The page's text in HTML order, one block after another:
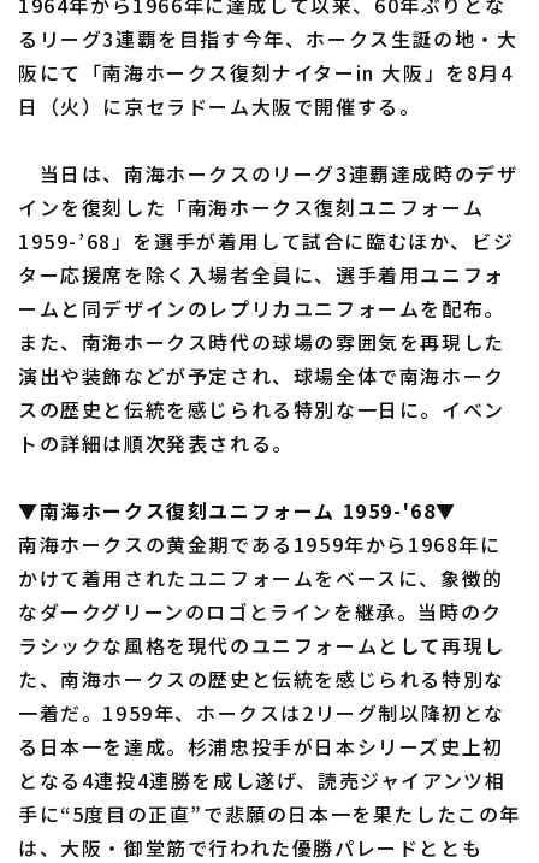
交流戦
東北楽天ゴールデンイーグルス
埼玉西武ライオンズ
オリックス・バファローズ
福岡ソフトバンクホークス
設定
利用規約 プライバシーポリシー
運営会社（別ウィンドウで開く） よくある質問
特定商取引法の表示 アルバイト募集（別ウィンドウで開く
るリーグ3連覇を目指す今年、ホークス生誕の地・大
阪にて「南海ホークス復刻ナイターin 大阪」を8月4
日（火）に京セラドーム大阪で開催する。
当日は、南海ホークスのリーグ3連覇達成時のデザ
インを復刻した「南海ホークス復刻ユニフォーム
1959-’68」を選手が着用して試合に臨むほか、ビジ
ター応援席を除く入場者全員に、選手着用ユニフォ
ームと同デザインのレプリカユニフォームを配布。
また、南海ホークス時代の球場の雰囲気を再現した
演出や装飾などが予定され、球場全体で南海ホーク
スの歴史と伝統を感じられる特別な一日に。イベン
トの詳細は順次発表される。
▼南海ホークス復刻ユニフォーム 1959-'68▼
南海ホークスの黄金期である1959年から1968年に
かけて着用されたユニフォームをベースに、象徴的
なダークグリーンのロゴとラインを継承。当時のク
ラシックな風格を現代のユニフォームとして再現し
た、南海ホークスの歴史と伝統を感じられる特別な
一着だ。1959年、ホークスは2リーグ制以降初とな
る日本一を達成。杉浦忠投手が日本シリーズ史上初
となる4連投4連勝を成し遂げ、読売ジャイアンツ相
手に“5度目の正直”で悲願の日本一を果たしたこの年
は、大阪・御堂筋で行われた優勝パレードととも